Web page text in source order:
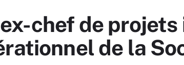
chef de
de la